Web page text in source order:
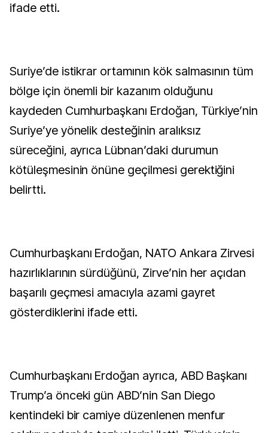
ifade etti.
Suriye’de istikrar ortamının kök salmasının tüm
bölge için önemli bir kazanım olduğunu
kaydeden Cumhurbaşkanı Erdoğan, Türkiye’nin
Suriye’ye yönelik desteğinin aralıksız
süreceğini, ayrıca Lübnan’daki durumun
kötüleşmesinin önüne geçilmesi gerektiğini
belirtti.
Cumhurbaşkanı Erdoğan, NATO Ankara Zirvesi
hazırlıklarının sürdüğünü, Zirve’nin her açıdan
başarılı geçmesi amacıyla azami gayret
gösterdiklerini ifade etti.
Cumhurbaşkanı Erdoğan ayrıca, ABD Başkanı
Trump’a önceki gün ABD’nin San Diego
kentindeki bir camiye düzenlenen menfur